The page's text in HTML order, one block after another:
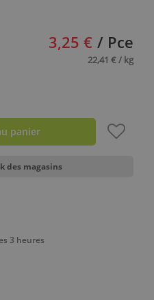
3,25 € / Pce
22,41 € / kg
panier
des magasins
3 heures